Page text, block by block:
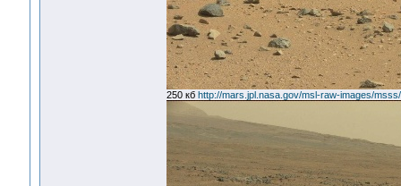
250 кб http://mars.jpl.nasa.gov/msl-raw-images/